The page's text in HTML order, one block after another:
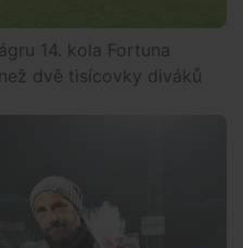
14. kola Fortuna
dvě tisícovky diváků